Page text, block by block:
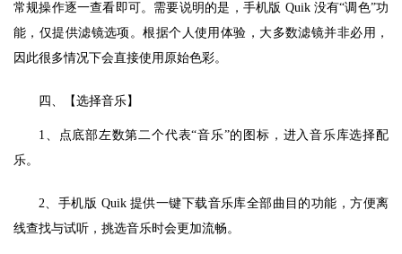
常规操作逐一查看即可。需要说明的是，手机版 Quik 没有“调色”功
能，仅提供滤镜选项。根据个人使用体验，大多数滤镜并非必用，
因此很多情况下会直接使用原始色彩。
四、【选择音乐】
1、点底部左数第二个代表“音乐”的图标，进入音乐库选择配
乐。
2、手机版 Quik 提供一键下载音乐库全部曲目的功能，方便离
线查找与试听，挑选音乐时会更加流畅。